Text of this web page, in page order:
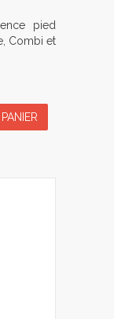
pied
Combi et